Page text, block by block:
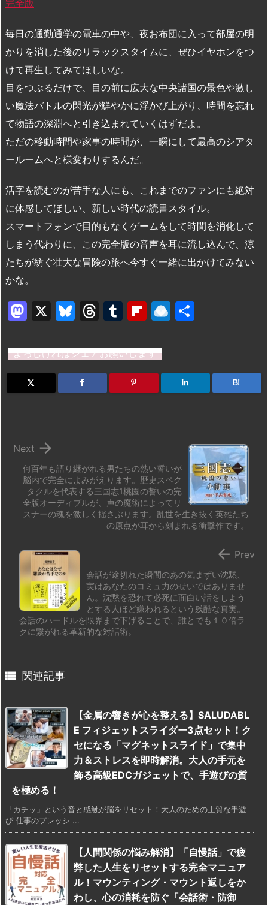
完全版
毎日の通勤通学の電車の中や、夜お布団に入って部屋の明
かりを消した後のリラックスタイムに、ぜひイヤホンをつ
けて再生してみてほしいな。
目をつぶるだけで、目の前に広大な中央諸国の景色や激し
い魔法バトルの閃光が鮮やかに浮かび上がり、時間を忘れ
て物語の深淵へと引き込まれていくはずだよ。
ただの移動時間や家事の時間が、一瞬にして最高のシアタ
ールームへと様変わりするんだ。
活字を読むのが苦手な人にも、これまでのファンにも絶対
に体感してほしい、新しい時代の読書スタイル。
スマートフォンで目的もなくゲームをして時間を消化して
しまう代わりに、この完全版の音声を耳に流し込んで、涼
たちが紡ぐ壮大な冒険の旅へ今すぐ一緒に出かけてみない
かな。
M
st
o
d
X
Bl
e
s
k
T
e
a
d
T
m
bl
r
Fl
b
o
ar
R
n
dr
o
よろしければシェアお願いします
B!
何百年も語り継がれる男たちの熱い誓いが
脳内で完全によみがえります。歴史スペク
タクルを代表する三国志1桃園の誓いの完
全版オーディブルが、声の魔術によってリ
スナーの魂を激しく揺さぶります。乱世を生き抜く英雄たち
の原点が耳から刻まれる衝撃作です。

Next
会話が途切れた瞬間のあの気まずい沈黙、
実はあなたのコミュ力のせいではありませ
ん。沈黙を恐れて必死に面白い話をしよう
とする人ほど嫌われるという残酷な真実。
会話のハードルを限界まで下げることで、誰とでも１０倍ラ
クに繋がれる革新的な対話術。
 Prev
 関連記事
【金属の響きが心を整える】SALUDABL
E フィジェットスライダー3点セット！ク
セになる「マグネットスライド」で集中
力＆ストレスを即時解消。大人の手元を
飾る高級EDCガジェットで、手遊びの質
を極める！
「カチッ」という音と感触が脳をリセット！大人のための上質な手遊
び 仕事のプレッシ ...
【人間関係の悩み解消】「自慢話」で疲
弊した人生をリセットする完全マニュア
ル！マウンティング・マウント返しをか
わし、心の消耗を防ぐ「会話術・防御